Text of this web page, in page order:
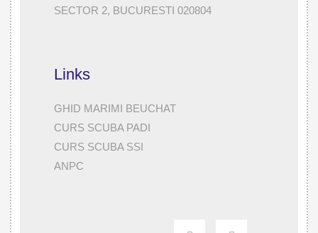
SECTOR 2, BUCURESTI 020804
Links
GHID MARIMI BEUCHAT
CURS SCUBA PADI
CURS SCUBA SSI
ANPC